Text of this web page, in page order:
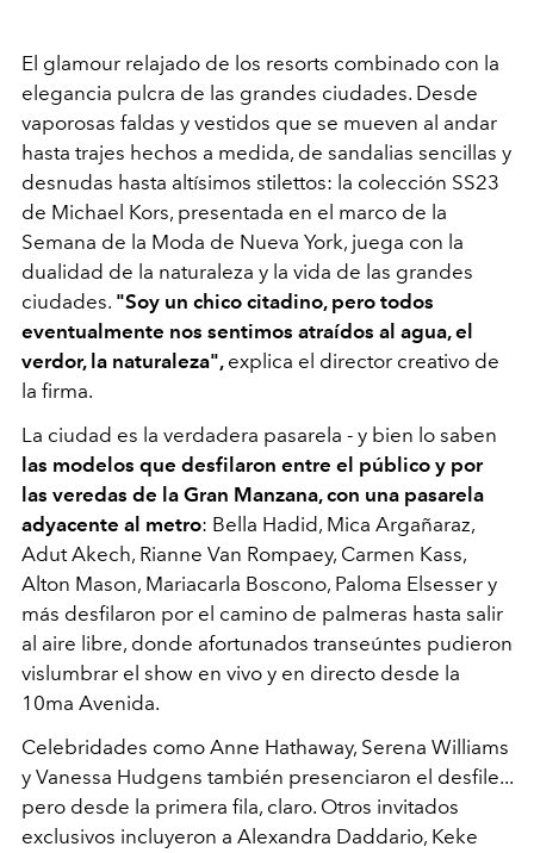
El glamour relajado de los resorts combinado con la
elegancia pulcra de las grandes ciudades. Desde
vaporosas faldas y vestidos que se mueven al andar
hasta trajes hechos a medida, de sandalias sencillas y
desnudas hasta altísimos stilettos: la colección SS23
de Michael Kors, presentada en el marco de la
Semana de la Moda de Nueva York, juega con la
dualidad de la naturaleza y la vida de las grandes
ciudades. "Soy un chico citadino, pero todos
eventualmente nos sentimos atraídos al agua, el
verdor, la naturaleza", explica el director creativo de
la firma.
La ciudad es la verdadera pasarela - y bien lo saben
las modelos que desfilaron entre el público y por
las veredas de la Gran Manzana, con una pasarela
adyacente al metro: Bella Hadid, Mica Argañaraz,
Adut Akech, Rianne Van Rompaey, Carmen Kass,
Alton Mason, Mariacarla Boscono, Paloma Elsesser y
más desfilaron por el camino de palmeras hasta salir
al aire libre, donde afortunados transeúntes pudieron
vislumbrar el show en vivo y en directo desde la
10ma Avenida.
Celebridades como Anne Hathaway, Serena Williams
y Vanessa Hudgens también presenciaron el desfile...
pero desde la primera fila, claro. Otros invitados
exclusivos incluyeron a Alexandra Daddario, Keke